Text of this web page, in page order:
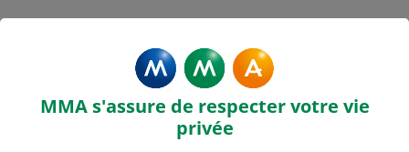
D'ANGELY
Accueil
Assurance Nouvelle-Aquitaine
Assurance Charente-Maritime (17)
MMA s'assure de respecter votre vie
privée